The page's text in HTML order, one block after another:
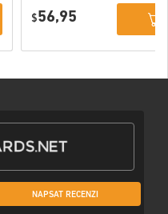
Edition DLC PC
$56,95
NAPSAT RECENZI